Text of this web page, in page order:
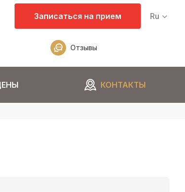
Записаться на прием Ru
Отзывы
КОНТАКТЫ